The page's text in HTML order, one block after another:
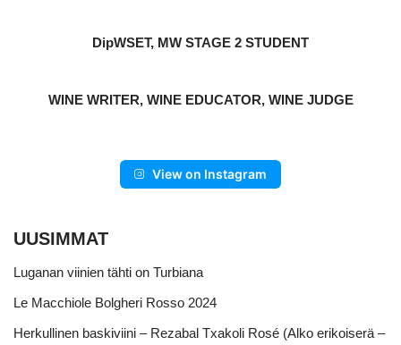
DipWSET, MW STAGE 2 STUDENT
WINE WRITER, WINE EDUCATOR, WINE JUDGE
View on Instagram
UUSIMMAT
Luganan viinien tähti on Turbiana
Le Macchiole Bolgheri Rosso 2024
Herkullinen baskiviini – Rezabal Txakoli Rosé (Alko erikoiserä –